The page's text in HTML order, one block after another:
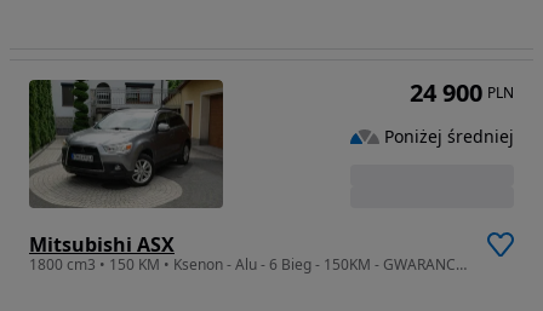
Mitsubishi ASX
1800 cm3 • 150 KM • Ksenon - Alu - 6 Bieg - 150KM - GWARANCJA - Zakup Door To Door
24 900 PLN
Poniżej średniej